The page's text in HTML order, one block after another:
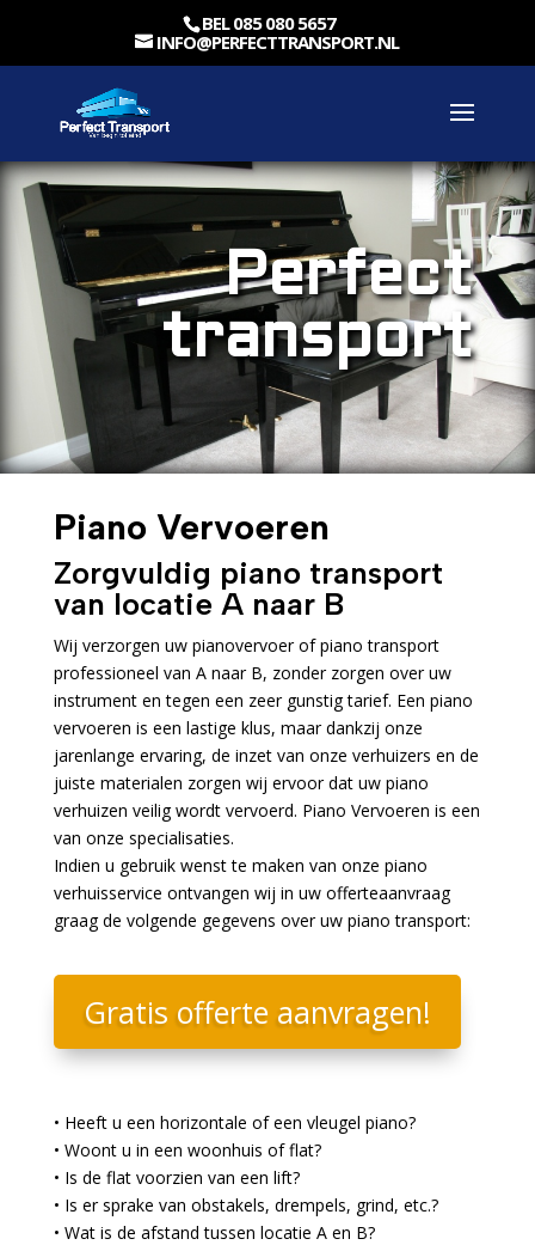
BEL 085 080 5657
INFO@PERFECTTRANSPORT.NL
Perfect
transport
Piano Vervoeren
Zorgvuldig piano transport
van locatie A naar B
Wij verzorgen uw pianovervoer of piano transport
professioneel van A naar B, zonder zorgen over uw
instrument en tegen een zeer gunstig tarief. Een piano
vervoeren is een lastige klus, maar dankzij onze
jarenlange ervaring, de inzet van onze verhuizers en de
juiste materialen zorgen wij ervoor dat uw piano
verhuizen veilig wordt vervoerd. Piano Vervoeren is een
van onze specialisaties.
Indien u gebruik wenst te maken van onze piano
verhuisservice ontvangen wij in uw offerteaanvraag
graag de volgende gegevens over uw piano transport:
Gratis offerte aanvragen!
• Heeft u een horizontale of een vleugel piano?
• Woont u in een woonhuis of flat?
• Is de flat voorzien van een lift?
• Is er sprake van obstakels, drempels, grind, etc.?
• Wat is de afstand tussen locatie A en B?